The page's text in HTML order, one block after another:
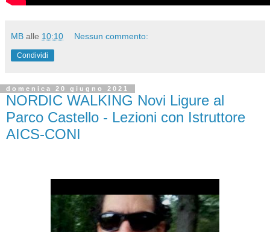
MB alle 10:10 Nessun commento:
Condividi
domenica 20 giugno 2021
NORDIC WALKING Novi Ligure al
Parco Castello - Lezioni con Istruttore
AICS-CONI